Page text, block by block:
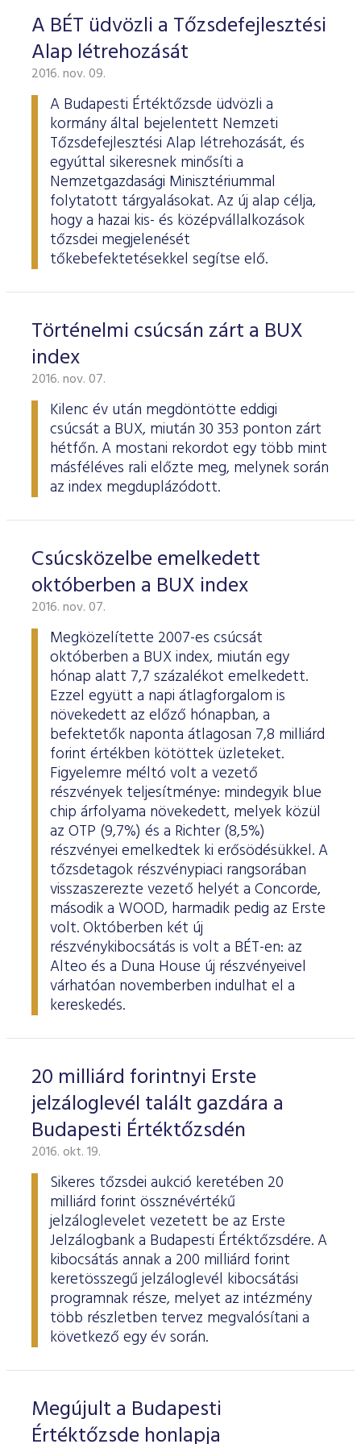
A BÉT üdvözli a Tőzsdefejlesztési
Alap létrehozását
2016. nov. 09.
A Budapesti Értéktőzsde üdvözli a
kormány által bejelentett Nemzeti
Tőzsdefejlesztési Alap létrehozását, és
egyúttal sikeresnek minősíti a
Nemzetgazdasági Minisztériummal
folytatott tárgyalásokat. Az új alap célja,
hogy a hazai kis- és középvállalkozások
tőzsdei megjelenését
tőkebefektetésekkel segítse elő.
Történelmi csúcsán zárt a BUX
index
2016. nov. 07.
Kilenc év után megdöntötte eddigi
csúcsát a BUX, miután 30 353 ponton zárt
hétfőn. A mostani rekordot egy több mint
másféléves rali előzte meg, melynek során
az index megduplázódott.
Csúcsközelbe emelkedett
októberben a BUX index
2016. nov. 07.
Megközelítette 2007-es csúcsát
októberben a BUX index, miután egy
hónap alatt 7,7 százalékot emelkedett.
Ezzel együtt a napi átlagforgalom is
növekedett az előző hónapban, a
befektetők naponta átlagosan 7,8 milliárd
forint értékben kötöttek üzleteket.
Figyelemre méltó volt a vezető
részvények teljesítménye: mindegyik blue
chip árfolyama növekedett, melyek közül
az OTP (9,7%) és a Richter (8,5%)
részvényei emelkedtek ki erősödésükkel. A
tőzsdetagok részvénypiaci rangsorában
visszaszerezte vezető helyét a Concorde,
második a WOOD, harmadik pedig az Erste
volt. Októberben két új
részvénykibocsátás is volt a BÉT-en: az
Alteo és a Duna House új részvényeivel
várhatóan novemberben indulhat el a
kereskedés.
20 milliárd forintnyi Erste
jelzáloglevél talált gazdára a
Budapesti Értéktőzsdén
2016. okt. 19.
Sikeres tőzsdei aukció keretében 20
milliárd forint össznévértékű
jelzáloglevelet vezetett be az Erste
Jelzálogbank a Budapesti Értéktőzsdére. A
kibocsátás annak a 200 milliárd forint
keretösszegű jelzáloglevél kibocsátási
programnak része, melyet az intézmény
több részletben tervez megvalósítani a
következő egy év során.
Megújult a Budapesti
Értéktőzsde honlapja